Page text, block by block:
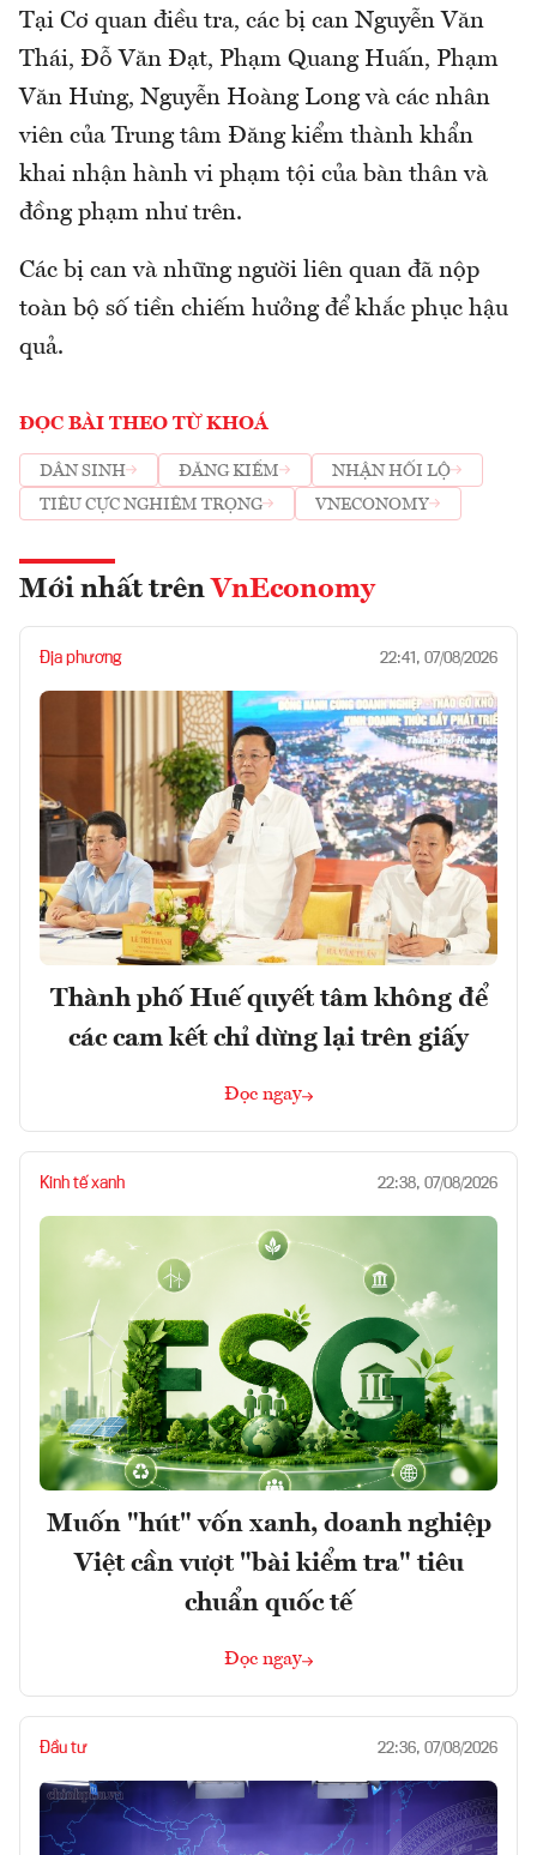
Tại Cơ quan điều tra, các bị can Nguyễn Văn
Thái, Đỗ Văn Đạt, Phạm Quang Huấn, Phạm
Văn Hưng, Nguyễn Hoàng Long và các nhân
viên của Trung tâm Đăng kiểm thành khẩn
khai nhận hành vi phạm tội của bàn thân và
đồng phạm như trên.
Các bị can và những người liên quan đã nộp
toàn bộ số tiền chiếm hưởng để khắc phục hậu
quả.
ĐỌC BÀI THEO TỪ KHOÁ
DÂN SINH ĐĂNG KIỂM
NHẬN HỐI LỘ
TIÊU CỰC NGHIÊM TRỌNG
VNECONOMY
Mới nhất trên VnEconomy
Địa phương 22:41, 07/08/2026
Thành phố Huế quyết tâm không để
các cam kết chỉ dừng lại trên giấy
Đọc ngay
Kinh tế xanh 22:38, 07/08/2026
Muốn "hút" vốn xanh, doanh nghiệp
Việt cần vượt "bài kiểm tra" tiêu
chuẩn quốc tế
Đọc ngay
Đầu tư 22:36, 07/08/2026